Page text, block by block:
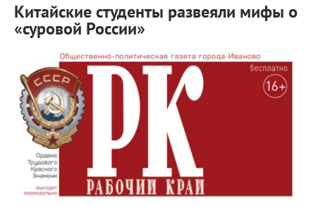
Китайские студенты развеяли мифы о
«суровой России»